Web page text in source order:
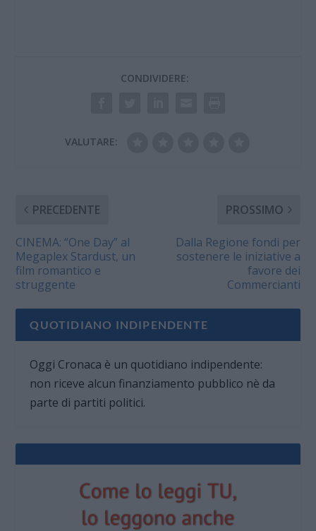
CONDIVIDERE:
VALUTARE:
PRECEDENTE
CINEMA: “One Day” al
Megaplex Stardust, un
film romantico e
struggente
PROSSIMO
Dalla Regione fondi per
sostenere le iniziative a
favore dei
Commercianti
QUOTIDIANO INDIPENDENTE
Oggi Cronaca è un quotidiano indipendente:
non riceve alcun finanziamento pubblico nè da
parte di partiti politici.